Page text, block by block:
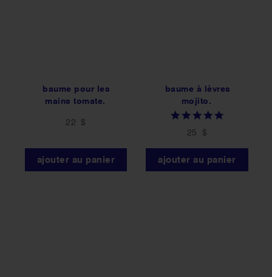
baume pour les
mains tomate.
22 $
ajouter au panier
baume à lèvres
mojito.
25 $
ajouter au panier